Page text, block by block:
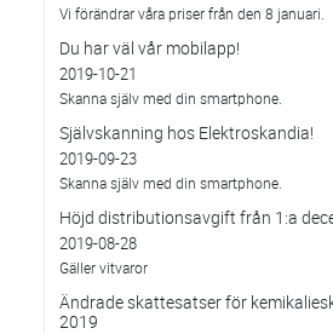
Vi förändrar våra priser från den 8 januari.
Du har väl vår mobilapp!
2019-10-21
Skanna själv med din smartphone.
Självskanning hos Elektroskandia!
2019-09-23
Skanna själv med din smartphone.
Höjd distributionsavgift från 1:a
2019-08-28
Gäller vitvaror
Ändrade skattesatser för
2019